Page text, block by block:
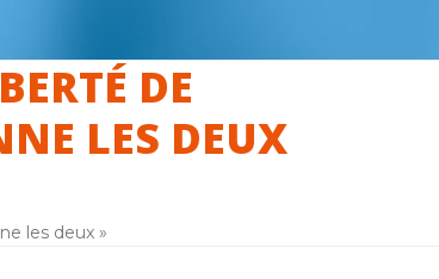
DE
LES DEUX
les deux »